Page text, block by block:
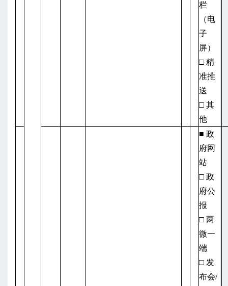
栏
（电
子
屏）
□ 精
准推
送
□ 其
他
■ 政
府网
站
□ 政
府公
报
□ 两
微一
端
□ 发
布会/